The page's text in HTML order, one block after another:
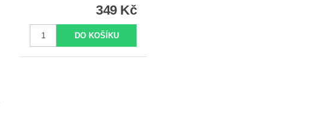
349 Kč